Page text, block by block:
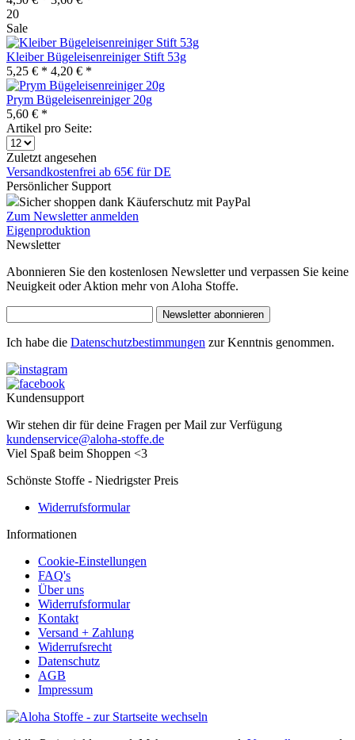
20
Sale
Kleiber Bügeleisenreiniger Stift 53g
5,25 € * 4,20 € *
Prym Bügeleisenreiniger 20g
5,60 € *
Artikel pro Seite:
Zuletzt angesehen
Versandkostenfrei ab 65€ für DE
Persönlicher Support
Sicher shoppen dank Käuferschutz mit PayPal
Zum Newsletter anmelden
Eigenproduktion
Newsletter
Abonnieren Sie den kostenlosen Newsletter und verpassen Sie keine
Neuigkeit oder Aktion mehr von Aloha Stoffe.
Newsletter abonnieren
Ich habe die Datenschutzbestimmungen zur Kenntnis genommen.
Kundensupport
Wir stehen dir für deine Fragen per Mail zur Verfügung
kundenservice@aloha-stoffe.de
Viel Spaß beim Shoppen <3
Schönste Stoffe - Niedrigster Preis
Widerrufsformular
Informationen
Cookie-Einstellungen
FAQ's
Über uns
Widerrufsformular
Kontakt
Versand + Zahlung
Widerrufsrecht
Datenschutz
AGB
Impressum